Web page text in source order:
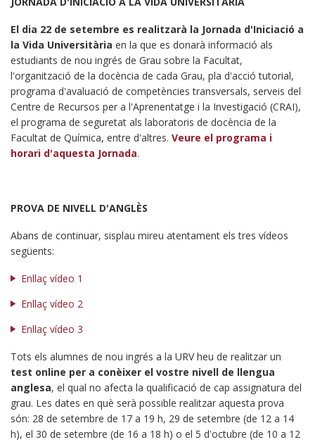
El dia 22 de setembre es realitzarà la Jornada d'Iniciació a
la Vida Universitària en la que es donarà informació als
estudiants de nou ingrés de Grau sobre la Facultat,
l'organització de la docència de cada Grau, pla d'acció tutorial,
programa d'avaluació de competències transversals, serveis del
Centre de Recursos per a l'Aprenentatge i la Investigació (CRAI),
el programa de seguretat als laboratoris de docència de la
Facultat de Química, entre d'altres. Veure el programa i
horari d'aquesta Jornada.
PROVA DE NIVELL D'ANGLÈS
Abans de continuar, sisplau mireu atentament els tres vídeos
següents:
Enllaç vídeo 1
Enllaç vídeo 2
Enllaç vídeo 3
Tots els alumnes de nou ingrés a la URV heu de realitzar un
test online per a conèixer el vostre nivell de llengua
anglesa, el qual no afecta la qualificació de cap assignatura del
grau. Les dates en què serà possible realitzar aquesta prova
són: 28 de setembre de 17 a 19 h, 29 de setembre (de 12 a 14
h), el 30 de setembre (de 16 a 18 h) o el 5 d'octubre (de 10 a 12